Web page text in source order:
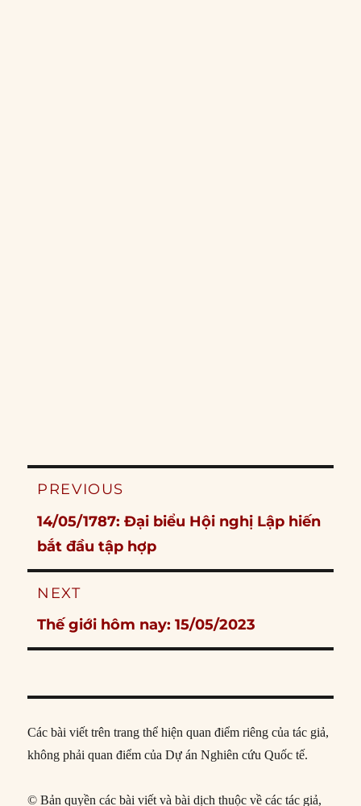
Post
PREVIOUS
Previous
post:
14/05/1787: Đại biểu Hội nghị Lập hiến
bắt đầu tập hợp
NEXT
Next
post:
Thế giới hôm nay: 15/05/2023
Các bài viết trên trang thể hiện quan điểm riêng của tác giả,
không phải quan điểm của Dự án Nghiên cứu Quốc tế.
© Bản quyền các bài viết và bài dịch thuộc về các tác giả,